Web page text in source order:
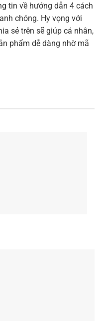
tin về hướng dẫn 4 cách
chóng. Hy vọng với
sẻ trên sẽ giúp cá nhân,
phẩm dễ dàng nhờ mã